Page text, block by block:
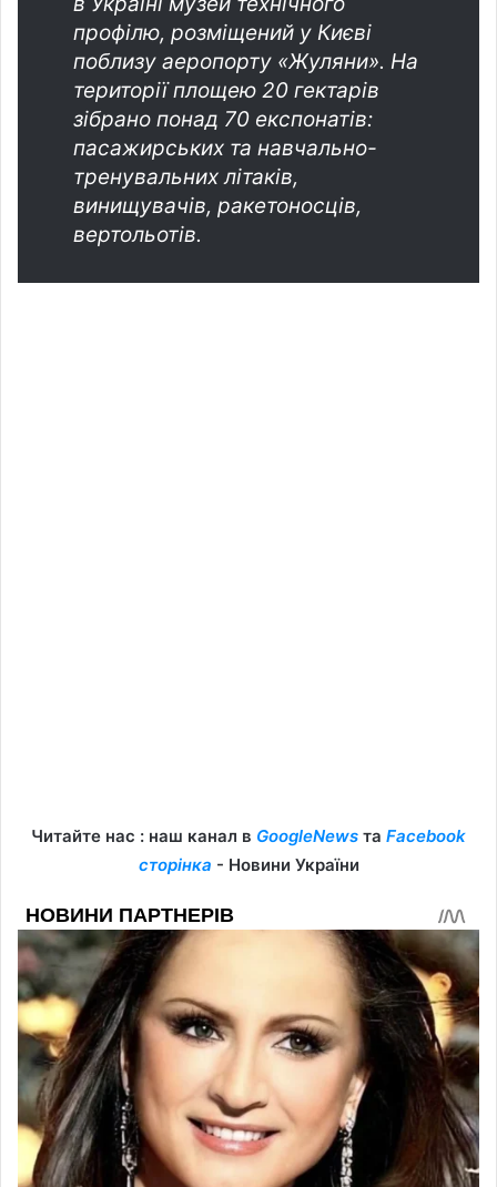
профілю, розміщений у Києві
поблизу аеропорту «Жуляни». На
території площею 20 гектарів
зібрано понад 70 експонатів:
пасажирських та навчально-
тренувальних літаків,
винищувачів, ракетоносців,
вертольотів.
Читайте нас : наш канал в GoogleNews та Facebook
сторінка - Новини України